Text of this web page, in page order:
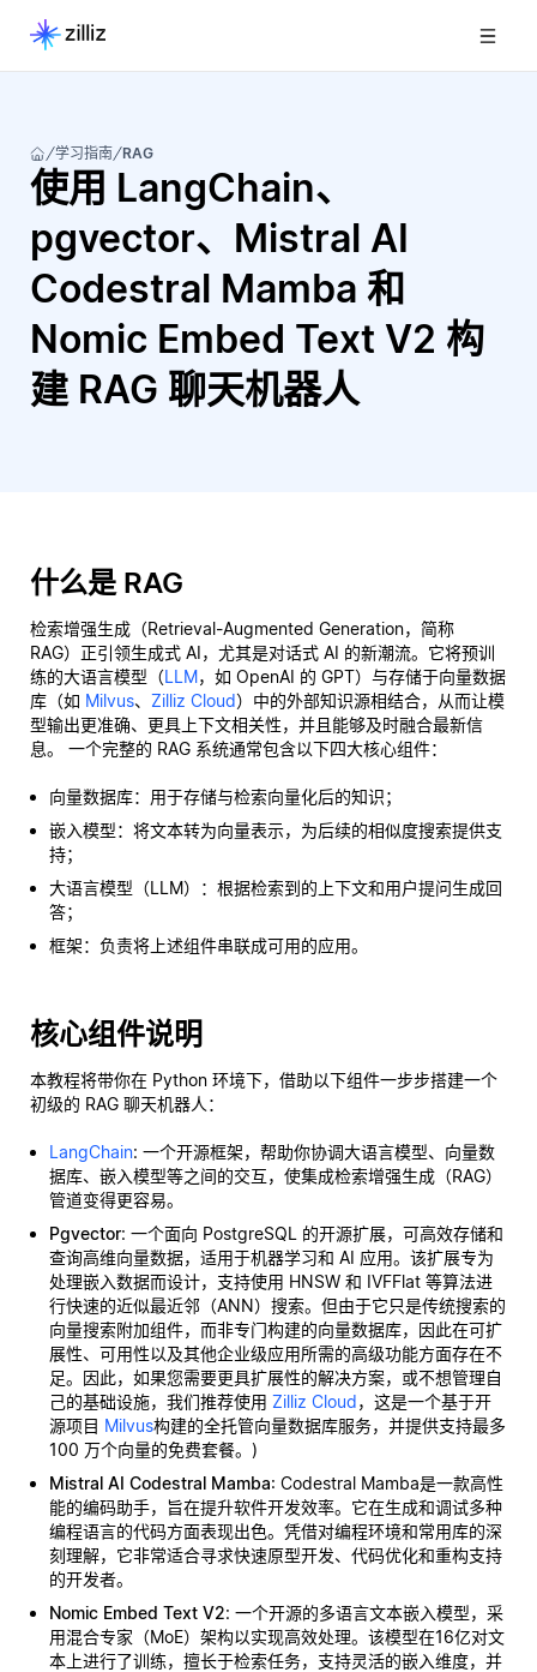
学习指南 RAG
使用 LangChain、
pgvector、Mistral AI
Codestral Mamba 和
Nomic Embed Text V2 构
建 RAG 聊天机器人
什么是 RAG
检索增强生成（Retrieval-Augmented Generation，简称
RAG）正引领生成式 AI，尤其是对话式 AI 的新潮流。它将预训
练的大语言模型（LLM，如 OpenAI 的 GPT）与存储于向量数据
库（如 Milvus、 Zilliz Cloud）中的外部知识源相结合，从而让模
型输出更准确、更具上下文相关性，并且能够及时融合最新信
息。 一个完整的 RAG 系统通常包含以下四大核心组件：
向量数据库：用于存储与检索向量化后的知识；
嵌入模型：将文本转为向量表示，为后续的相似度搜索提供支
持；
大语言模型（LLM）：根据检索到的上下文和用户提问生成回
答；
框架：负责将上述组件串联成可用的应用。
核心组件说明
本教程将带你在 Python 环境下，借助以下组件一步步搭建一个
初级的 RAG 聊天机器人：
LangChain: 一个开源框架，帮助你协调大语言模型、向量数
据库、嵌入模型等之间的交互，使集成检索增强生成（RAG）
管道变得更容易。
Pgvector: 一个面向 PostgreSQL 的开源扩展，可高效存储和
查询高维向量数据，适用于机器学习和 AI 应用。该扩展专为
处理嵌入数据而设计，支持使用 HNSW 和 IVFFlat 等算法进
行快速的近似最近邻（ANN）搜索。但由于它只是传统搜索的
向量搜索附加组件，而非专门构建的向量数据库，因此在可扩
展性、可用性以及其他企业级应用所需的高级功能方面存在不
足。因此，如果您需要更具扩展性的解决方案，或不想管理自
己的基础设施，我们推荐使用 Zilliz Cloud，这是一个基于开
源项目 Milvus构建的全托管向量数据库服务，并提供支持最多
100 万个向量的免费套餐。)
Mistral AI Codestral Mamba: Codestral Mamba是一款高性
能的编码助手，旨在提升软件开发效率。它在生成和调试多种
编程语言的代码方面表现出色。凭借对编程环境和常用库的深
刻理解，它非常适合寻求快速原型开发、代码优化和重构支持
的开发者。
Nomic Embed Text V2: 一个开源的多语言文本嵌入模型，采
用混合专家（MoE）架构以实现高效处理。该模型在16亿对文
本上进行了训练，擅长于检索任务，支持灵活的嵌入维度，并